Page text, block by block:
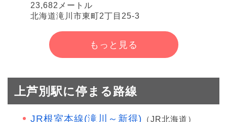
23,682メートル
北海道滝川市東町2丁目25-3
もっと見る
上芦別駅に停まる路線
JR根室本線(滝川～新得) （JR北海道）